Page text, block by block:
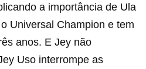
a importância de Ula
Universal Champion e tem
anos. E Jey não
Uso interrompe as